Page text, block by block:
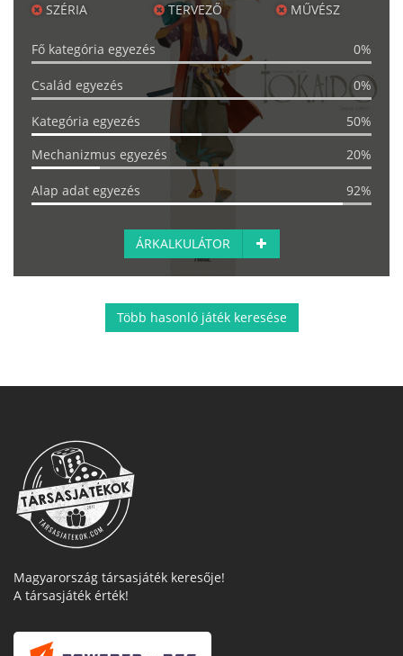
SZÉRIA TERVEZŐ MŰVÉSZ
Fő kategória egyezés 0%
Család egyezés 0%
Kategória egyezés
50%
Mechanizmus egyezés
20%
Alap adat egyezés 92%
ÁRKALKULÁTOR
Több hasonló játék keresése
Magyarország társasjáték keresője!
A társasjáték érték!